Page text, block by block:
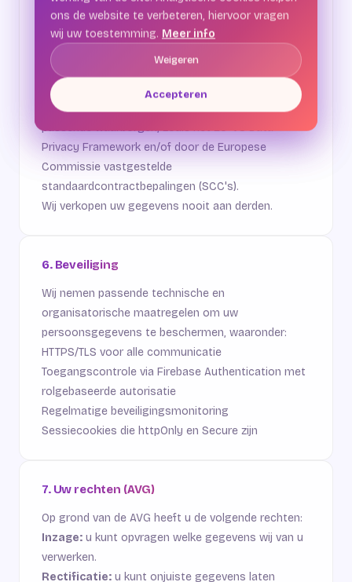
ons de website te verbeteren, hiervoor vragen
wij uw toestemming. Meer info
Weigeren
Accepteren
uw persoonsgegevens.
Doorgifte buiten de EER:voor de inzet van
Google (Firebase) kan verwerking plaatsvinden door
een buiten de Europese Economische Ruimte
gevestigde partij (waaronder de Verenigde Staten).
In dat geval vindt doorgifte uitsluitend plaats met
passende waarborgen, zoals het EU-VS Data
Privacy Framework en/of door de Europese
Commissie vastgestelde
standaardcontractbepalingen (SCC's).
Wij verkopen uw gegevens nooit aan derden.
6. Beveiliging
Wij nemen passende technische en
organisatorische maatregelen om uw
persoonsgegevens te beschermen, waaronder:
HTTPS/TLS voor alle communicatie
Toegangscontrole via Firebase Authentication met
rolgebaseerde autorisatie
Regelmatige beveiligingsmonitoring
Sessiecookies die httpOnly en Secure zijn
7. Uw rechten (AVG)
Op grond van de AVG heeft u de volgende rechten:
Inzage: u kunt opvragen welke gegevens wij van u
verwerken.
Rectificatie: u kunt onjuiste gegevens laten
ons de website te verbeteren, hiervoor vragen
wij uw toestemming. Meer info
Weigeren
Accepteren